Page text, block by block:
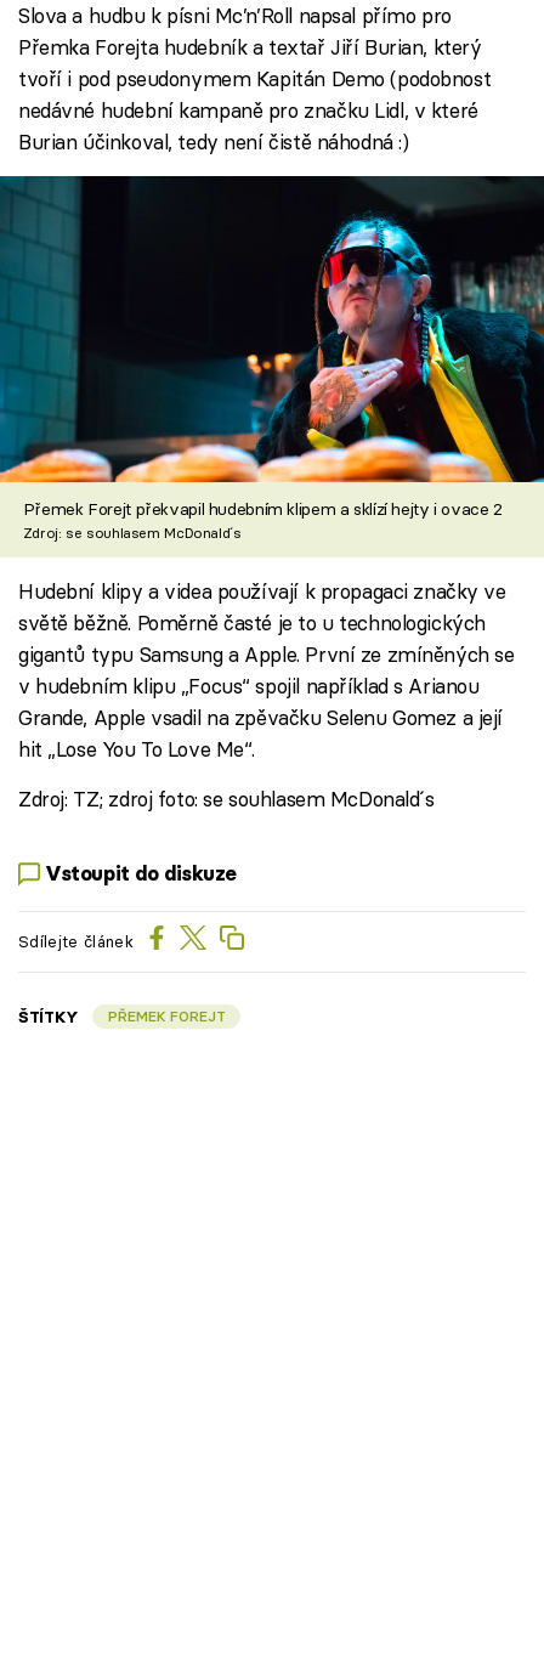
Slova a hudbu k písni Mc’n’Roll napsal přímo pro
Přemka Forejta hudebník a textař Jiří Burian, který
tvoří i pod pseudonymem Kapitán Demo (podobnost
nedávné hudební kampaně pro značku Lidl, v které
Burian účinkoval, tedy není čistě náhodná :)
Přemek Forejt překvapil hudebním klipem a sklízí hejty i ovace 2
Zdroj: se souhlasem McDonald´s
Hudební klipy a videa používají k propagaci značky ve
světě běžně. Poměrně časté je to u technologických
gigantů typu Samsung a Apple. První ze zmíněných se
v hudebním klipu „Focus“ spojil například s Arianou
Grande, Apple vsadil na zpěvačku Selenu Gomez a její
hit „Lose You To Love Me“.
Zdroj: TZ; zdroj foto: se souhlasem McDonald´s
Vstoupit do diskuze
Sdílejte článek
ŠTÍTKY PŘEMEK FOREJT